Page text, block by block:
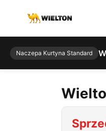
Naczepa Kurtyna Standard